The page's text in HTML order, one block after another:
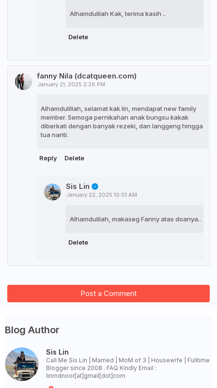
Alhamdulilah Kak, terima kasih ..
Delete
fanny Nila (dcatqueen.com)
January 21, 2025 2:26 PM
Alhamdulillah, selamat kak lin, mendapat new family
member. Semoga pernikahan anak bungsu kakak
diberkati dengan banyak rezeki, dan langgeng hingga
tua nanti.
Reply Delete
Sis Lin
January 22, 2025 10:01 AM
Alhamdulilah, makaseg Fanny atas doanya..
Delete
Post a Comment
Blog Author
Sis Lin
Call Me Sis Lin | Married | MoM of 3 | Housewife | Fulltime
Blogger since 2008 . FAQ Kindly Email :
linmdnoor[at]gmail[dot]com